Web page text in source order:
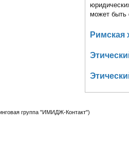
может быть
Римская
группа "ИМИДЖ-Контакт")